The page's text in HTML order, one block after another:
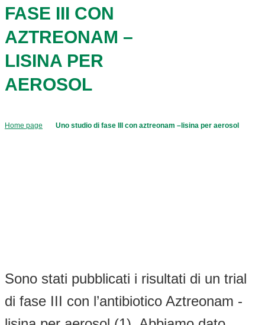
FASE III CON
AZTREONAM –
LISINA PER
AEROSOL
Home page Uno studio di fase III con aztreonam –lisina per aerosol
Sono stati pubblicati i risultati di un trial
di fase III con l’antibiotico Aztreonam -